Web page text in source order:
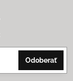
Odoberať